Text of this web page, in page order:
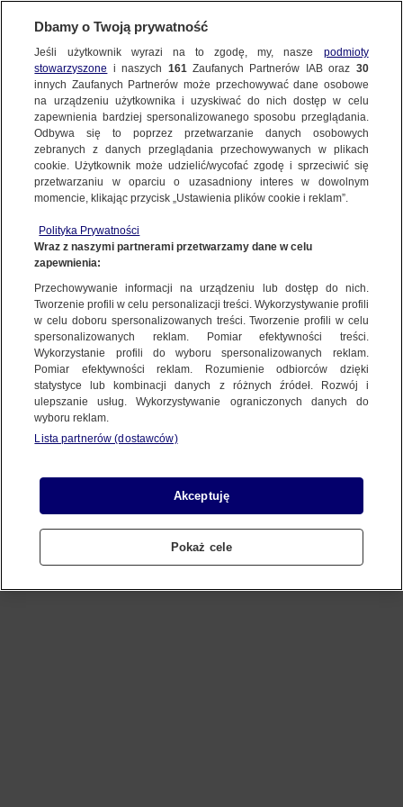
Oops!
Something went wrong. Please try
refreshing the app
Dbamy o Twoją prywatność
Jeśli użytkownik wyrazi na to zgodę, my, nasze podmioty
stowarzyszone i naszych 161Zaufanych Partnerów IAB oraz 30
innych Zaufanych Partnerów może przechowywać dane osobowe
na urządzeniu użytkownika i uzyskiwać do nich dostęp w celu
zapewnienia bardziej spersonalizowanego sposobu przeglądania.
Odbywa się to poprzez przetwarzanie danych osobowych
zebranych z danych przeglądania przechowywanych w plikach
cookie. Użytkownik może udzielić/wycofać zgodę i sprzeciwić się
przetwarzaniu w oparciu o uzasadniony interes w dowolnym
momencie, klikając przycisk „Ustawienia plików cookie i reklam”.
Polityka Prywatności
Wraz z naszymi partnerami przetwarzamy dane w celu
zapewnienia:
Przechowywanie informacji na urządzeniu lub dostęp do nich.
Tworzenie profili w celu personalizacji treści. Wykorzystywanie profili
w celu doboru spersonalizowanych treści. Tworzenie profili w celu
spersonalizowanych reklam. Pomiar efektywności treści.
Wykorzystanie profili do wyboru spersonalizowanych reklam.
Pomiar efektywności reklam. Rozumienie odbiorców dzięki
statystyce lub kombinacji danych z różnych źródeł. Rozwój i
ulepszanie usług. Wykorzystywanie ograniczonych danych do
wyboru reklam.
Lista partnerów (dostawców)
Akceptuję
Pokaż cele